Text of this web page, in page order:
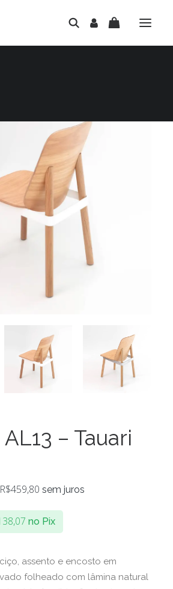
– Tauari
R$459,80 sem juros
no Pix
assento e encosto em
folheado com lâmina natural